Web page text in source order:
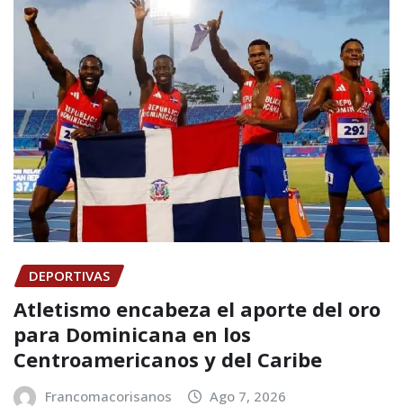
DEPORTIVAS
Atletismo encabeza el aporte del oro
para Dominicana en los
Centroamericanos y del Caribe
Francomacorisanos Ago 7, 2026